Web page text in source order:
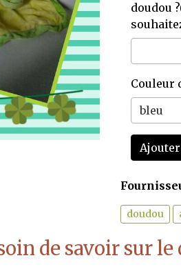
doudou
Couleur
doudou
de savoir sur